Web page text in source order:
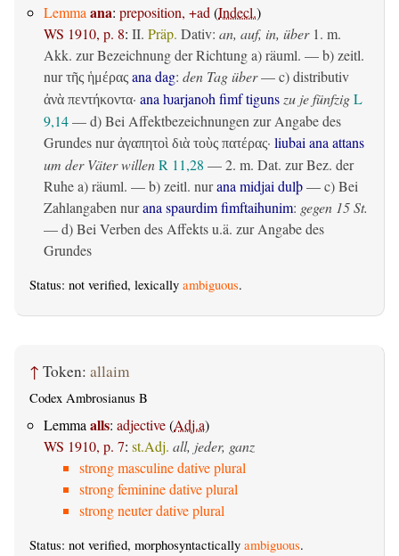
Lemma ana: preposition, +ad (Indecl.)
WS 1910, p. 8: II. Präp. Dativ: an, auf, in, über1. m.
Akk. zur Bezeichnung der Richtunga)räuml. — b)zeitl.
nurτῆς ἡμέρας ana dag: den Tag über— c)distributiv
ἀνὰ πεντήκοντα· ana ƕarjanoh fimf tiguns zu je fünfzigL
9,14— d) Bei Affektbezeichnungen zur Angabe des
Grundes nurἀγαπητοὶ διὰ τοὺς πατέρας· liubai ana attans
um der Väter willenR 11,28 — 2. m. Dat. zur Bez. der
Ruhea)räuml. — b)zeitl. nurana midjai dulþ— c) Bei
Zahlangaben nurana spaurdim fimftaihunim: gegen 15 St.
— d) Bei Verben des Affekts u.ä. zur Angabe des
Grundes
Status: not verified, lexically ambiguous.
↑ Token: allaim
Codex Ambrosianus B
Lemma alls: adjective(Adj.a)
WS 1910, p. 7: st.Adj. all, jeder, ganz
strong masculine dative plural
strong feminine dative plural
strong neuter dative plural
Status: not verified, morphosyntactically ambiguous.